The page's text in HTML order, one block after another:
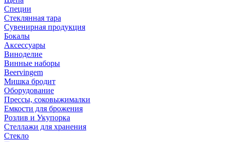
Специи
Стеклянная тара
Сувенирная продукция
Бокалы
Аксессуары
Виноделие
Винные наборы
Beervingem
Мишка бродит
Оборудование
Прессы, соковыжималки
Емкости для брожения
Розлив и Укупорка
Стеллажи для хранения
Стекло